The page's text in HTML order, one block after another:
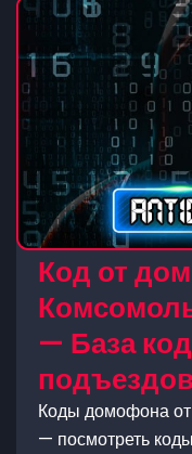
Код от
— База
Коды домофона
— посмотреть